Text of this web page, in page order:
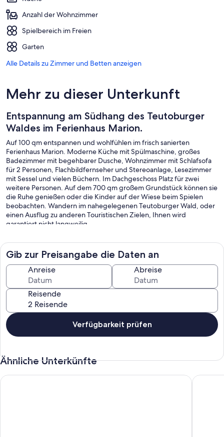
Anzahl der Wohnzimmer
Spielbereich im Freien
Garten
Alle Details zu Zimmer und Betten anzeigen
Mehr zu dieser Unterkunft
Entspannung am Südhang des Teutoburger
Waldes im Ferienhaus Marion.
Auf 100 qm entspannen und wohlfühlen im frisch sanierten
Ferienhaus Marion. Moderne Küche mit Spülmaschine, großes
Badezimmer mit begehbarer Dusche, Wohnzimmer mit Schlafsofa
für 2 Personen, Flachbildfernseher und Stereoanlage, Lesezimmer
mit Sessel und vielen Büchern. Im Dachgeschoss Platz für zwei
weitere Personen. Auf dem 700 qm großem Grundstück können sie
die Ruhe genießen oder die Kinder auf der Wiese beim Spielen
beobachten. Wandern im nahegelegenen Teutoburger Wald, oder
einen Ausflug zu anderen Touristischen Zielen, Ihnen wird
garantiert nicht langweilig.
Gib zur Preisangabe die Daten an
Anreise Abreise
Reisende
Verfügbarkeit prüfen
Ähnliche Unterkünfte
Große, Lichtdurchflutete Wohnung mit Dachterrasse und
Bibo